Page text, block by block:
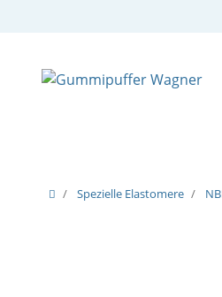
Spezielle Elastomere